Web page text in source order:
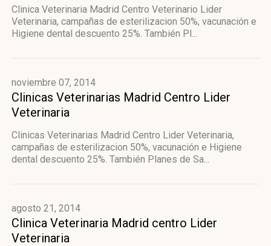
Clinica Veterinaria Madrid Centro Veterinario Lider
Veterinaria, campañas de esterilizacion 50%, vacunación e
Higiene dental descuento 25%. También Pl...
noviembre 07, 2014
Clinicas Veterinarias Madrid Centro Lider
Veterinaria
Clinicas Veterinarias Madrid Centro Lider Veterinaria,
campañas de esterilizacion 50%, vacunación e Higiene
dental descuento 25%. También Planes de Sa...
agosto 21, 2014
Clinica Veterinaria Madrid centro Lider
Veterinaria